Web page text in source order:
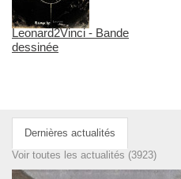
Leonard2Vinci - Bande
dessinée
Dernières actualités
Voir toutes les actualités (3923)